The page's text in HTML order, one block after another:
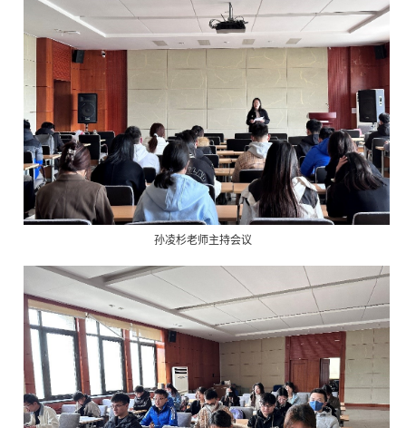
孙凌杉老师主持会议